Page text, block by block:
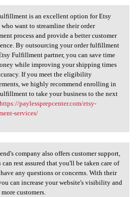
is an
is an excellent option for Etsy
who want to streamline their order
process and provide a better customer
By outsourcing your order fulfillment
Fulfillment partner, you can save time
while improving your shipping times
If you meet the eligibility
we highly recommend enrolling in
to take your business to the next
https://paylessprepcenter.com/etsy-
services/
company also
company also offers customer support,
can rest assured that you'll be taken care of
any questions or concerns. With their
can increase your website's visibility and
customers.